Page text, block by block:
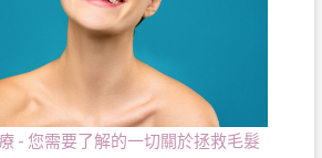
- 您需要了解的一切關於拯救毛髮